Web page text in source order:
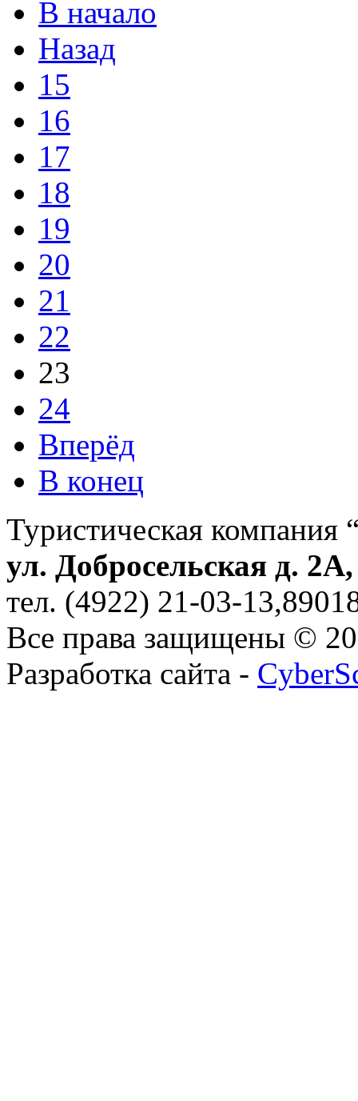
В начало
Назад
15
16
17
18
19
20
21
22
23
24
Вперёд
В конец
Туристическая компания
ул. Добросельская д.
тел. (4922) 21-03-
Все права защищены ©
Разработка сайта -